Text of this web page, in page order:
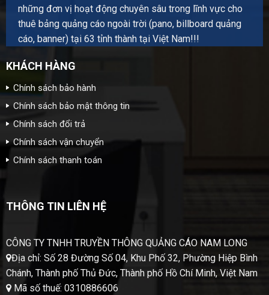
những đơn vị hoạt động chuyên sâu trong lĩnh vực cho
thuê bảng quảng cáo ngoài trời (pano, billboard quảng
cáo, banner) tại 63 tỉnh thành tại Việt Nam!!!
KHÁCH HÀNG
Chính sách bảo hành
Chính sách bảo mật thông tin
Chính sách đổi trả
Chính sách vận chuyển
Chính sách thanh toán
THÔNG TIN LIÊN HỆ
CÔNG TY TNHH TRUYỀN THÔNG QUẢNG CÁO NAM LONG
Địa chỉ: Số 28 Đường Số 04, Khu Phố 32, Phường Hiệp Bình
Chánh, Thành phố Thủ Đức, Thành phố Hồ Chí Minh, Việt Nam
Mã số thuế: 0310886606